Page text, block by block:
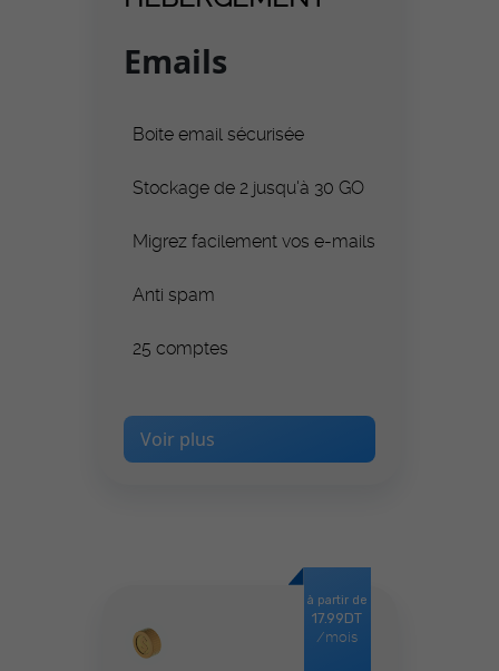
Emails
Boite email sécurisée
Stockage de 2 jusqu'à 30 GO
Migrez facilement vos e-mails
Anti spam
25 comptes
Voir plus
à partir de
17.99DT
/mois